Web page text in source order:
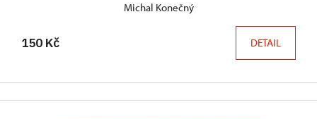
Michal Konečný
150 Kč DETAIL